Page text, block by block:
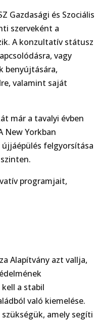
Gazdasági és Szociális
szerveként a
A konzultatív státusz
vagy
benyújtására,
valamint saját
már a tavalyi évben
New Yorkban
felgyorsítása
programjait,
Alapítvány azt vallja,
a stabil
való kiemelése.
amely segíti